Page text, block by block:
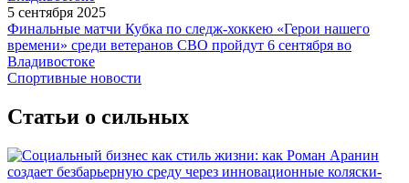
5 сентября 2025
Финальные матчи Кубка по следж-хоккею «Герои нашего
времени» среди ветеранов СВО пройдут 6 сентября во
Владивостоке
Спортивные новости
Статьи о сильных